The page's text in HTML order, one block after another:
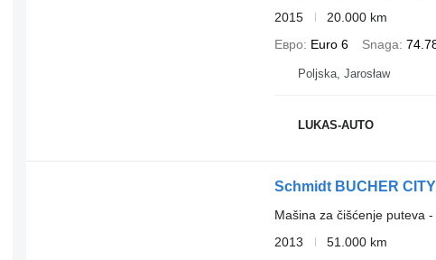
2015
20.000 km
Евро
Euro 6 Snaga
Poljska, Jarosław
LUKAS-AUTO
Schmidt BUCHER
Mašina za čišćenje puteva
2013
51.000 km